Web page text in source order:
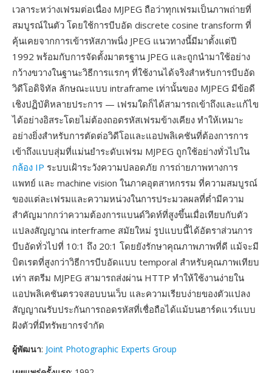
เวลาระหว่างเฟรมต่อเนื่อง MJPEG ถือว่าทุกเฟรมเป็นภาพถ่ายที่
สมบูรณ์ในตัว โดยใช้การบีบอัด discrete cosine transform ที่
คุ้นเคยจากการเข้ารหัสภาพนิ่ง JPEG แนวทางนี้มีมาตั้งแต่ปี
1992 พร้อมกับการจัดตั้งมาตรฐาน JPEG และถูกนำมาใช้อย่าง
กว้างขวางในฐานะวิธีการแรกๆ ที่ใช้งานได้จริงสำหรับการบีบอัด
วิดีโอดิจิทัล ลักษณะแบบ intraframe เท่านั้นของ MJPEG มีข้อดี
เชิงปฏิบัติหลายประการ — เฟรมใดก็ได้สามารถเข้าถึงและแก้ไข
ได้อย่างอิสระโดยไม่ต้องถอดรหัสเฟรมข้างเคียง ทำให้เหมาะ
อย่างยิ่งสำหรับการตัดต่อวิดีโอและแอปพลิเคชันที่ต้องการการ
เข้าถึงแบบสุ่มที่แม่นยำระดับเฟรม MJPEG ถูกใช้อย่างทั่วไปใน
กล้อง IP ระบบเฝ้าระวังความปลอดภัย การถ่ายภาพทางการ
แพทย์ และ machine vision ในภาคอุตสาหกรรม ที่ความสมบูรณ์
ของแต่ละเฟรมและความหน่วงในการประมวลผลที่ต่ำมีความ
สำคัญมากกว่าความต้องการแบนด์วิดท์ที่สูงขึ้นเมื่อเทียบกับตัว
แปลงสัญญาณ interframe สมัยใหม่ รูปแบบนี้ได้อัตราส่วนการ
บีบอัดทั่วไปที่ 10:1 ถึง 20:1 โดยยังรักษาคุณภาพภาพที่ดี แม้จะมี
บิตเรตที่สูงกว่าวิธีการบีบอัดแบบ temporal สำหรับคุณภาพเทียบ
เท่า สตรีม MJPEG สามารถส่งผ่าน HTTP ทำให้ใช้งานง่ายใน
แอปพลิเคชันตรวจสอบบนเว็บ และความเรียบง่ายของตัวแปลง
สัญญาณรับประกันการถอดรหัสที่เชื่อถือได้แม้บนฮาร์ดแวร์แบบ
ฝังตัวที่มีทรัพยากรจำกัด
ผู้พัฒนา: Joint Photographic Experts Group